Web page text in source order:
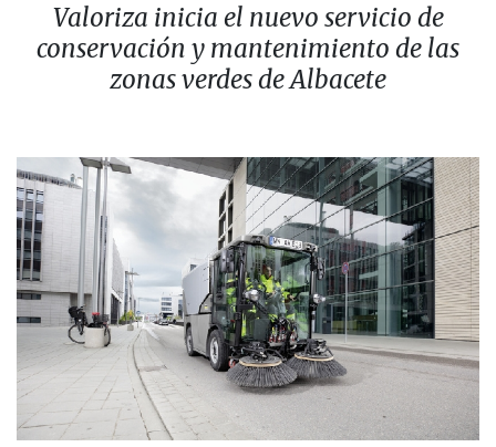
Valoriza inicia el nuevo servicio de
conservación y mantenimiento de las
zonas verdes de Albacete